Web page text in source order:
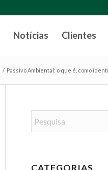
Notícias Clientes
/ Passivo Ambiental: o que é, como
CATEGORIAS